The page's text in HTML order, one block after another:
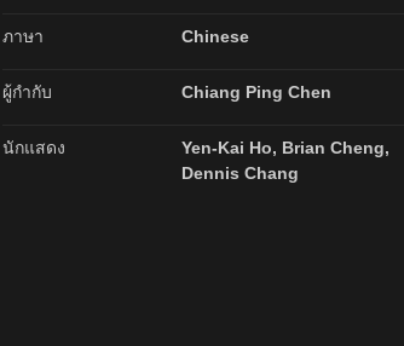
ภาษา Chinese
ผู้กำกับ Chiang Ping Chen
นักแสดง
Yen-Kai Ho, Brian Cheng,
Dennis Chang